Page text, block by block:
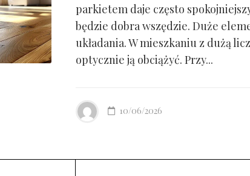
parkietem daje często
będzie dobra wszędzie. Duże
układania. W mieszkaniu z dużą
optycznie ją obciążyć. Przy...
10/06/2026